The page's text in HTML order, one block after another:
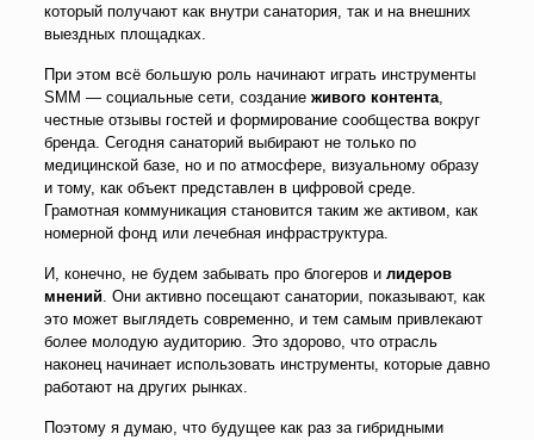
который получают как внутри санатория, так и на внешних
выездных площадках.
При этом всё большую роль начинают играть инструменты
SMM — социальные сети, создание живого контента,
честные отзывы гостей и формирование сообщества вокруг
бренда. Сегодня санаторий выбирают не только по
медицинской базе, но и по атмосфере, визуальному образу
и тому, как объект представлен в цифровой среде.
Грамотная коммуникация становится таким же активом, как
номерной фонд или лечебная инфраструктура.
И, конечно, не будем забывать про блогеров и лидеров
мнений. Они активно посещают санатории, показывают, как
это может выглядеть современно, и тем самым привлекают
более молодую аудиторию. Это здорово, что отрасль
наконец начинает использовать инструменты, которые давно
работают на других рынках.
Поэтому я думаю, что будущее как раз за гибридными